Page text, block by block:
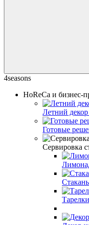
4seasons
HoReCa и бизнес-
Летний
Готовые
Сервировка